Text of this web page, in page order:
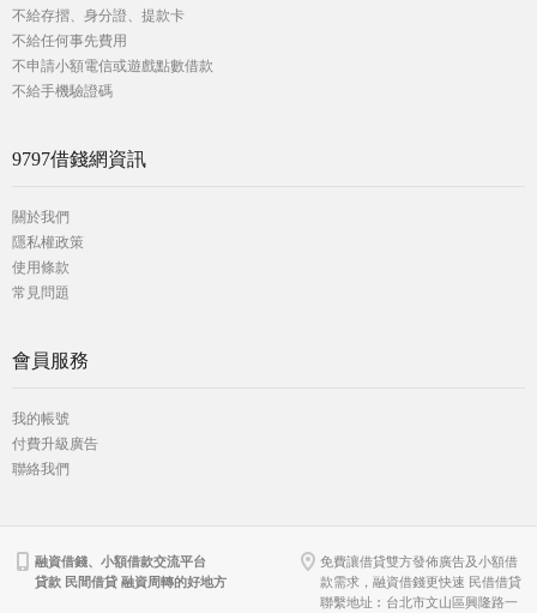
不給存摺、身分證、提款卡
不給任何事先費用
不申請小額電信或遊戲點數借款
不給手機驗證碼
9797借錢網資訊
關於我們
隱私權政策
使用條款
常見問題
會員服務
我的帳號
付費升級廣告
聯絡我們
融資借錢、小額借款交流平台
貸款 民間借貸 融資周轉的好地方
免費讓借貸雙方發佈廣告及小額借
款需求，融資借錢更快速 民借借貸
聯繫地址︰台北市文山區興隆路一